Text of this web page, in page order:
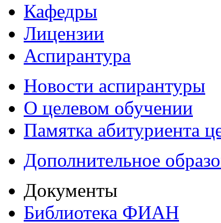
Кафедры
Лицензии
Аспирантура
Новости аспирантуры
О целевом обучении
Памятка абитуриента
Дополнительное
Документы
Библиотека ФИАН